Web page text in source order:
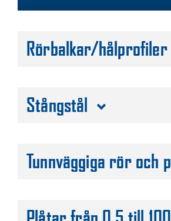
Rörbalkar/hålprofiler
Stångstål
Tunnväggiga rör och